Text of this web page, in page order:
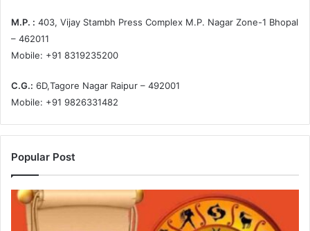
M.P. : 403, Vijay Stambh Press Complex M.P. Nagar Zone-1 Bhopal
– 462011
Mobile: +91 8319235200
C.G.: 6D,Tagore Nagar Raipur – 492001
Mobile: +91 9826331482
Popular Post